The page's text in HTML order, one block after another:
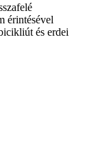
érintésével
és erdei